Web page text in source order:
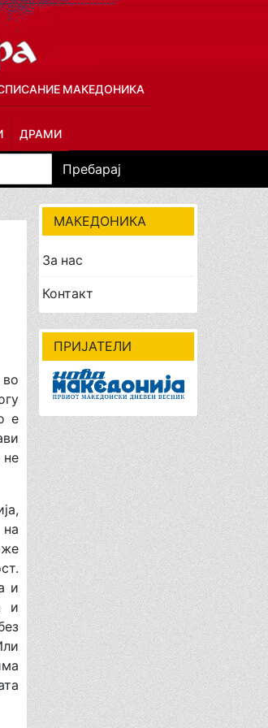
МАКЕДОНИКА
ДРАМИ
Пребарај
е
не
и
и
МАКЕДОНИКА
За нас
Контакт
ПРИЈАТЕЛИ